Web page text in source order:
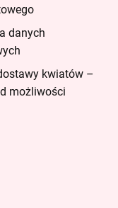
danych
kwiatów –
możliwości